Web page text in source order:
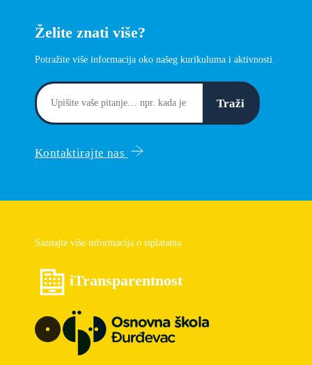
Želite znati više?
Potražite više informacija oko našeg kurikuluma i aktivnosti.
Traži
Kontaktirajte nas
Saznajte više informacija o isplatama
iTransparentnost